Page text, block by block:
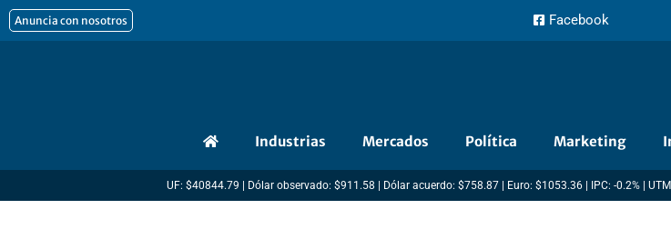
al
Anuncia con nosotros Facebook
Industrias Mercados Política Marketing
UF: $40844.79 | Dólar observado: $911.58 | Dólar acuerdo: $758.87 | Euro: $1053.36 | IPC: -0.2% |